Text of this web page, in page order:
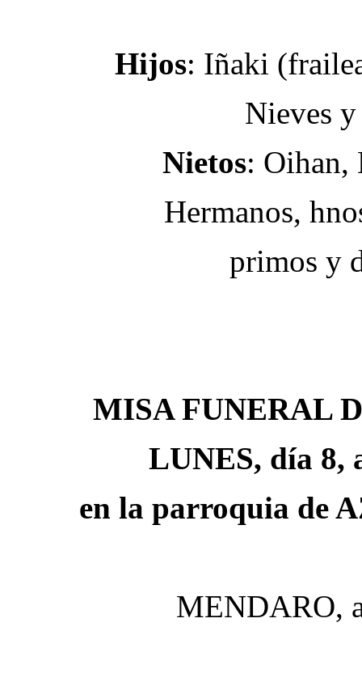
Hijos: Iñaki
Nieves
Nietos: Oihan,
Hermanos,
primos y
MISA FUNERAL
LUNES, día 8,
en la parroquia de
MENDARO,